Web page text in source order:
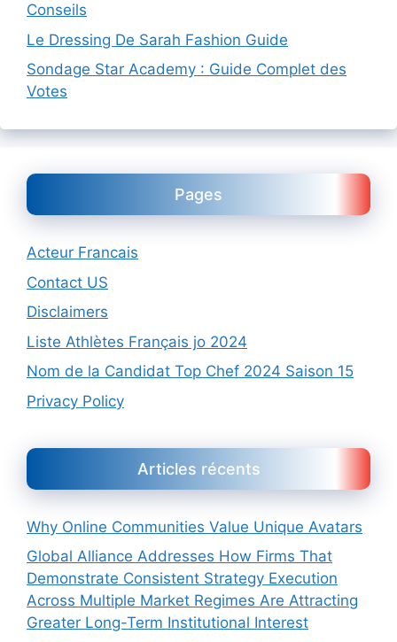
Conseils
Le Dressing De Sarah Fashion Guide
Sondage Star Academy : Guide Complet des
Votes
Pages
Acteur Francais
Contact US
Disclaimers
Liste Athlètes Français jo 2024
Nom de la Candidat Top Chef 2024 Saison 15
Privacy Policy
Articles récents
Why Online Communities Value Unique Avatars
Global Alliance Addresses How Firms That
Demonstrate Consistent Strategy Execution
Across Multiple Market Regimes Are Attracting
Greater Long-Term Institutional Interest